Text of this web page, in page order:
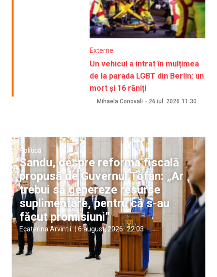
Externe
Un vehicul a intrat în mulțimea
de la parada LGBT din Berlin: un
mort și 16 răniți
Mihaela Conovali - 26 iul. 2026 11:30
Politică
Sandu, despre reforma fiscală
propusă de Guvernul Tofan: „Ar
trebui să genereze resurse
suplimentare, pentru că s-au
făcut promisiuni”
Ecaterina Arvintii |6 august, 2026 22:03